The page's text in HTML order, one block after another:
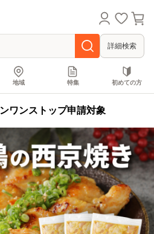
詳細検索
地域 特集 初めての方
ワンストップ申請対象